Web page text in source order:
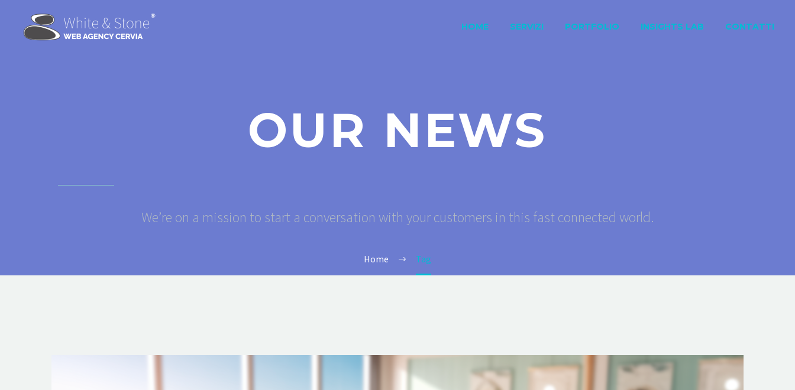
HOME SERVIZI PORTFOLIO INSIGHTS LAB CONTATTI
OUR NEWS
We’re on a mission to start a conversation with your customers in this fast connected world.
Home Tag